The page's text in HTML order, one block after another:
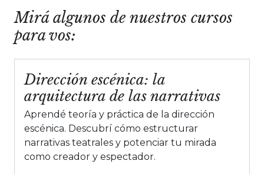
Mirá algunos de nuestros cursos
para vos:
Dirección escénica: la
arquitectura de las narrativas
Aprendé teoría y práctica de la dirección
escénica. Descubrí cómo estructurar
narrativas teatrales y potenciar tu mirada
como creador y espectador.